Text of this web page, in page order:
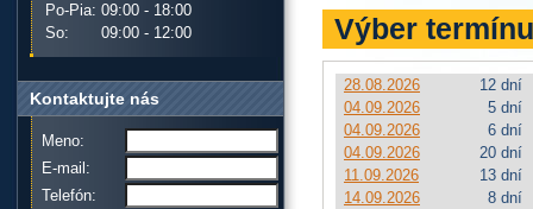
Výber termínu
28.08.2026
12 dní
04.09.2026
5 dní
04.09.2026
6 dní
04.09.2026
20 dní
11.09.2026
13 dní
14.09.2026
8 dní
Po-Pia: 09:00 - 18:00
So:
09:00 - 12:00
Kontaktujte nás
Meno:
E-mail:
Telefón: